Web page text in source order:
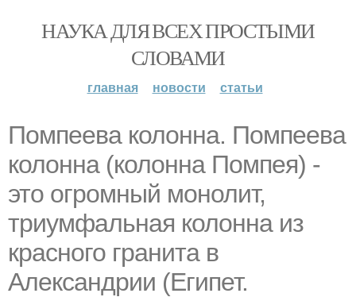
НАУКА ДЛЯ ВСЕХ ПРОСТЫМИ
СЛОВАМИ
главная новости статьи
Помпеева колонна. Помпеева
колонна (колонна Помпея) -
это огромный монолит,
триумфальная колонна из
красного гранита в
Александрии (Египет.